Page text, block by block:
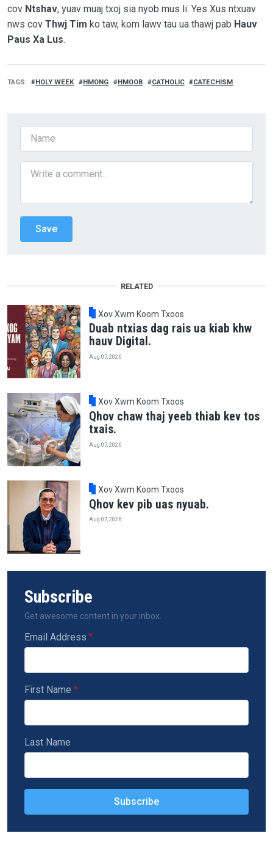
cov Ntshav, yuav muaj txoj sia nyob mus li. Yes Xus ntxuav
nws cov Thwj Tim ko taw, kom lawv tau ua thawj pab Hauv
Paus Xa Lus.
TAGS HOLY WEEK HMONG HMOOB CATHOLIC CATECHISM
RELATED
Xov Xwm Koom Txoos
Duab ntxias dag rais ua kiab khw
hauv Digital.
Aug 07, 2026
Xov Xwm Koom Txoos
Qhov chaw thaj yeeb thiab kev tos
txais.
Aug 07, 2026
Xov Xwm Koom Txoos
Qhov kev pib uas nyuab.
Aug 07, 2026
Subscribe
Get awesome content in your inbox.
Email Address
First Name
Last Name